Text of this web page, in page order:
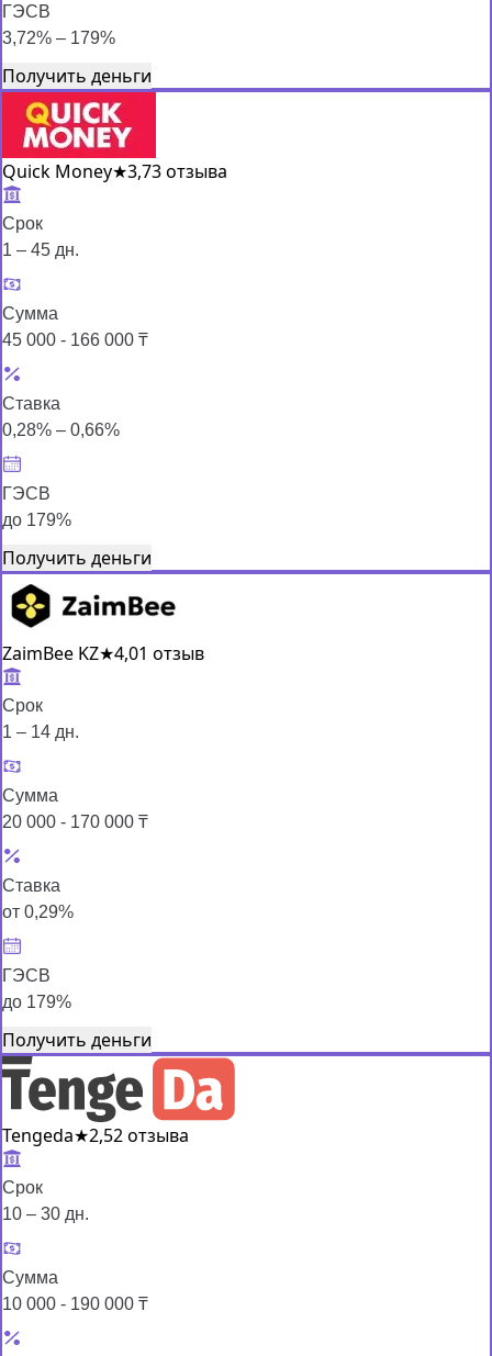
ГЭСВ
3,72% – 179%
Получить деньги
Quick Money★3,73 отзыва
Срок
1 – 45 дн.
Сумма
45 000 - 166 000 ₸
Ставка
0,28% – 0,66%
ГЭСВ
до 179%
Получить деньги
ZaimBee KZ★4,01 отзыв
Срок
1 – 14 дн.
Сумма
20 000 - 170 000 ₸
Ставка
от 0,29%
ГЭСВ
до 179%
Получить деньги
Tengeda★2,52 отзыва
Срок
10 – 30 дн.
Сумма
10 000 - 190 000 ₸